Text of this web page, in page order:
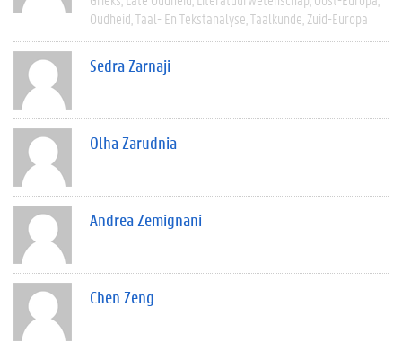
Oudheid Taal- En Tekstanalyse Taalkunde Zuid-Europa
Sedra Zarnaji
Olha Zarudnia
Andrea Zemignani
Chen Zeng